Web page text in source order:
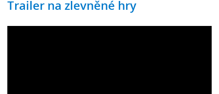
Trailer na zlevněné hry